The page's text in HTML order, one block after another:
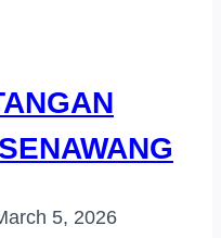
5, 2026